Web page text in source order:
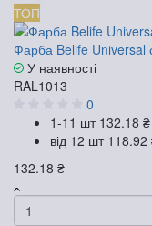
ТОП
Фарба Belife Universal
У наявності
RAL1013
0
1-11 шт 132.18 ₴
від 12 шт 118.92
132.18 ₴